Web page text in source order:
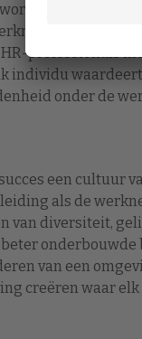
beschermd,
professionals
individu
onder de
een cultuur
als de
van diversiteit,
van een
creëren waar